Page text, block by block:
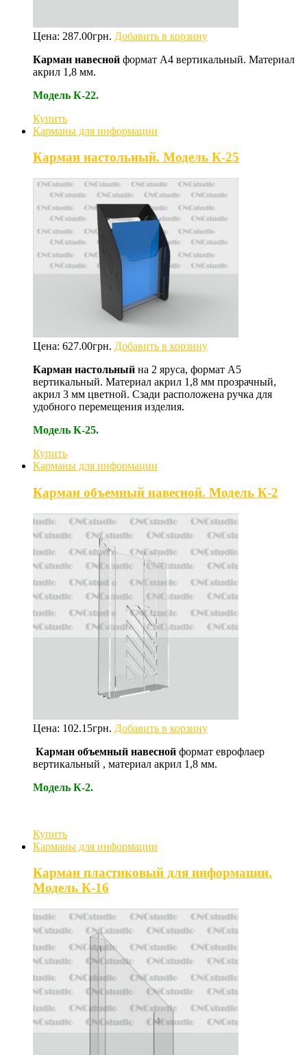
Цена: 287.00грн. Добавить в корзину
Карман навесной формат А4 вертикальный. Материал
акрил 1,8 мм.
Модель К-22.
Купить
Карманы для информации
Карман настольный. Модель К-25
Цена: 627.00грн. Добавить в корзину
Карман настольный на 2 яруса, формат А5
вертикальный. Материал акрил 1,8 мм прозрачный,
акрил 3 мм цветной. Сзади расположена ручка для
удобного перемещения изделия.
Модель К-25.
Купить
Карманы для информации
Карман объемный навесной. Модель К-2
Цена: 102.15грн. Добавить в корзину
Карман объемный навесной формат еврофлаер
вертикальный , материал акрил 1,8 мм.
Модель К-2.
Купить
Карманы для информации
Карман пластиковый для информации.
Модель К-16